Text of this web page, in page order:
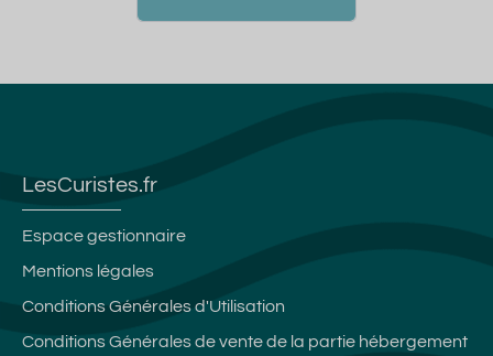
LesCuristes.fr
Espace gestionnaire
Mentions légales
Conditions Générales d'Utilisation
Conditions Générales de vente de la partie hébergement